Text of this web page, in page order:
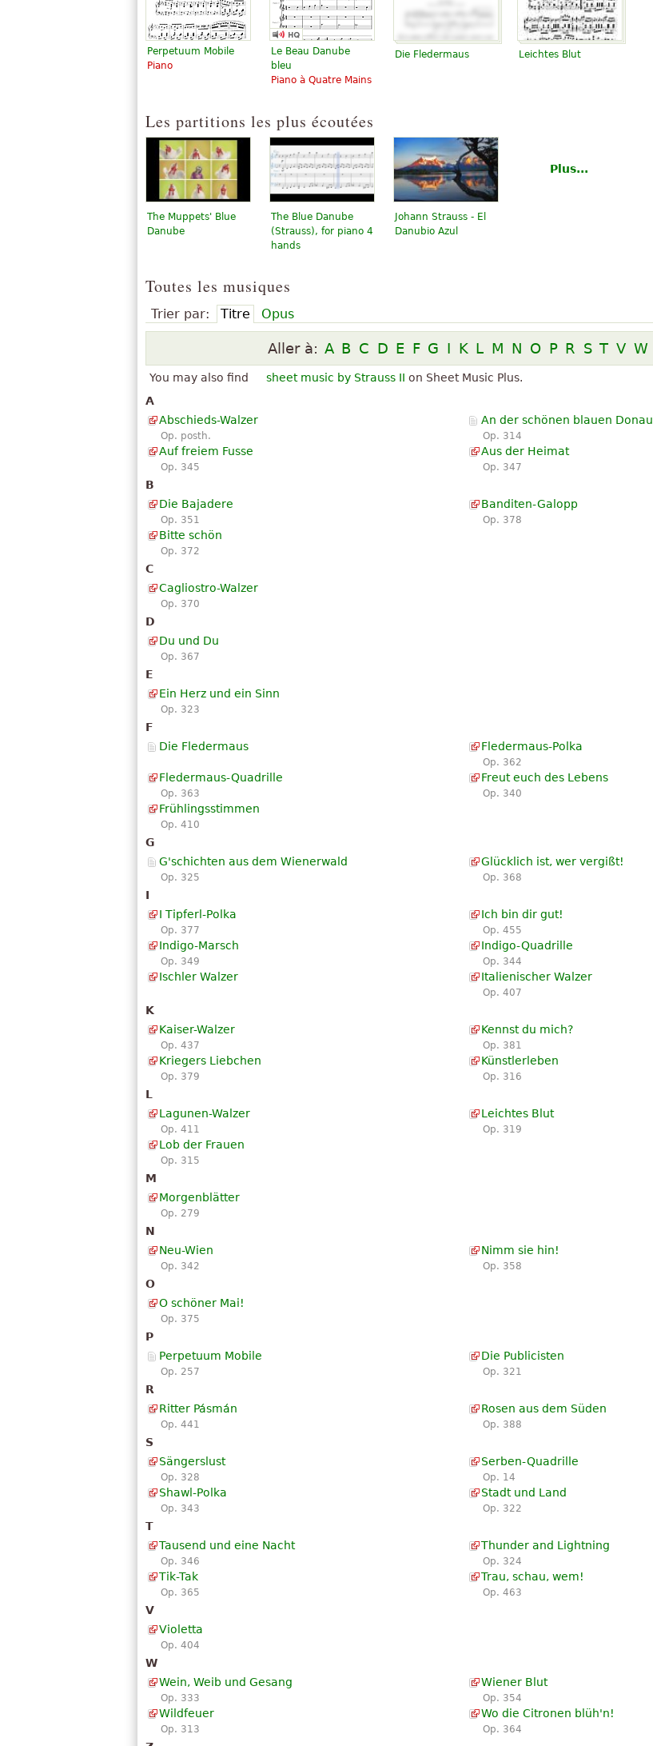
Perpetuum Mobile
Piano
Le Beau Danube
bleu
Piano à Quatre Mains
Die Fledermaus Leichtes Blut
Les partitions les plus écoutées
The Muppets' Blue
Danube
The Blue Danube
(Strauss), for piano 4
hands
Johann Strauss - El
Danubio Azul
Plus...
Toutes les musiques
Trier par: Titre Opus
Aller à: A B C D E F G I K L M N O P R S T V W
You may also find sheet music by Strauss II on Sheet Music Plus.
A
Abschieds-Walzer
Op. posth.
An der schönen blauen Donau
Op. 314
Auf freiem Fusse
Op. 345
Aus der Heimat
Op. 347
B
Die Bajadere
Op. 351
Banditen-Galopp
Op. 378
Bitte schön
Op. 372
C
Cagliostro-Walzer
Op. 370
D
Du und Du
Op. 367
E
Ein Herz und ein Sinn
Op. 323
F
Die Fledermaus
Fledermaus-Polka
Op. 362
Fledermaus-Quadrille
Op. 363
Freut euch des Lebens
Op. 340
Frühlingsstimmen
Op. 410
G
G'schichten aus dem Wienerwald
Op. 325
Glücklich ist, wer vergißt!
Op. 368
I
I Tipferl-Polka
Op. 377
Ich bin dir gut!
Op. 455
Indigo-Marsch
Op. 349
Indigo-Quadrille
Op. 344
Ischler Walzer Italienischer Walzer
Op. 407
K
Kaiser-Walzer
Op. 437
Kennst du mich?
Op. 381
Kriegers Liebchen
Op. 379
Künstlerleben
Op. 316
L
Lagunen-Walzer
Op. 411
Leichtes Blut
Op. 319
Lob der Frauen
Op. 315
M
Morgenblätter
Op. 279
N
Neu-Wien
Op. 342
Nimm sie hin!
Op. 358
O
O schöner Mai!
Op. 375
P
Perpetuum Mobile
Op. 257
Die Publicisten
Op. 321
R
Ritter Pásmán
Op. 441
Rosen aus dem Süden
Op. 388
S
Sängerslust
Op. 328
Serben-Quadrille
Op. 14
Shawl-Polka
Op. 343
Stadt und Land
Op. 322
T
Tausend und eine Nacht
Op. 346
Thunder and Lightning
Op. 324
Tik-Tak
Op. 365
Trau, schau, wem!
Op. 463
V
Violetta
Op. 404
W
Wein, Weib und Gesang
Op. 333
Wiener Blut
Op. 354
Wildfeuer
Op. 313
Wo die Citronen blüh'n!
Op. 364